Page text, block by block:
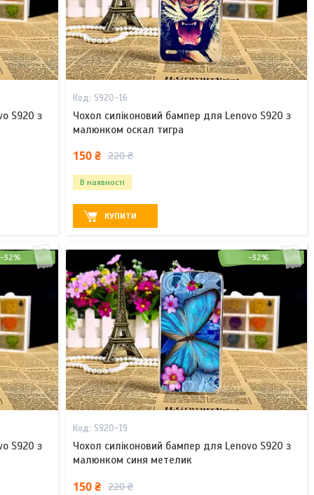
S920 з
S920-16
Чохол силіконовий бампер для Lenovo S920 з
малюнком оскал тигра
150 ₴ 220 ₴
В наявності
КУПИТИ
–32%
S920 з
–32%
S920-19
Чохол силіконовий бампер для Lenovo S920 з
малюнком синя метелик
150 ₴ 220 ₴